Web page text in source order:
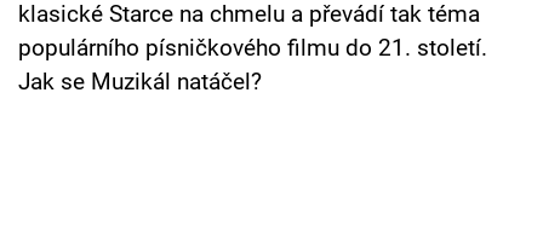
Přihlášení
klasické Starce na chmelu a převádí tak téma
populárního písničkového filmu do 21. století.
Jak se Muzikál natáčel?